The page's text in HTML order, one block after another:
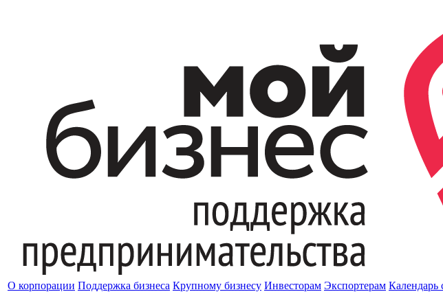
О корпорации Поддержка бизнеса Крупному бизнесу Инвесторам Экспортерам Календарь